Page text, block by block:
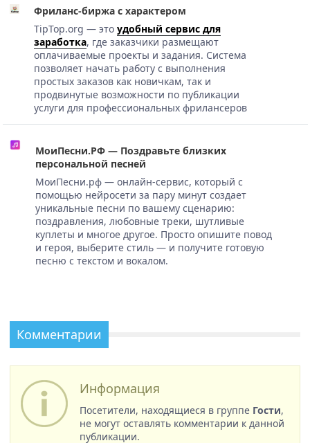
Фриланс-биржа с характером
TipTop.org — это удобный сервис для
заработка, где заказчики размещают
оплачиваемые проекты и задания. Система
позволяет начать работу с выполнения
простых заказов как новичкам, так и
продвинутые возможности по публикации
услуги для профессиональных фрилансеров
МоиПесни.РФ — Поздравьте близких
персональной песней
МоиПесни.рф — онлайн-сервис, который с
помощью нейросети за пару минут создает
уникальные песни по вашему сценарию:
поздравления, любовные треки, шутливые
куплеты и многое другое. Просто опишите повод
и героя, выберите стиль — и получите готовую
песню с текстом и вокалом.
Комментарии
Информация
Посетители, находящиеся в группе Гости,
не могут оставлять комментарии к данной
публикации.